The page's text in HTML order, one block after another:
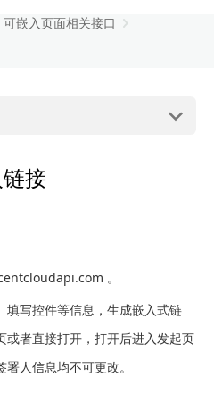
可嵌入页面相关接口
接
。
填写控件等信息，生成嵌入式链
或者直接打开，打开后进入发起页
人信息均不可更改。